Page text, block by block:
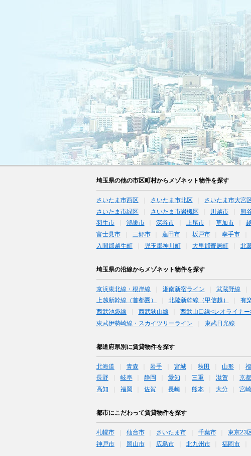
埼玉県の他の市区町村からメゾネット物件を探す
さいたま市西区 さいたま市北区 さいたま市大宮
さいたま市緑区
さいたま市岩槻区 川越市 熊
羽生市
鴻巣市 深谷市 上尾市 草加市
富士見市
三郷市 蓮田市 坂戸市 幸手市
入間郡越生町
児玉郡神川町 大里郡寄居町 北
埼玉県の沿線からメゾネット物件を探す
京浜東北線・根岸線 湘南新宿ライン 武蔵野線
上越新幹線（首都圏）
北陸新幹線（甲信越） 有
西武池袋線
西武狭山線 西武山口線<レオライナー
東武伊勢崎線・スカイツリーライン
東武日光線
都道府県別に賃貸物件を探す
北海道 青森 岩手 宮城 秋田 山形
長野
岐阜 静岡 愛知 三重 滋賀 京都
高知
福岡 佐賀 長崎 熊本 大分 宮崎
都市にこだわって賃貸物件を探す
札幌市 仙台市 さいたま市 千葉市 東京23
神戸市
岡山市 広島市 北九州市 福岡市